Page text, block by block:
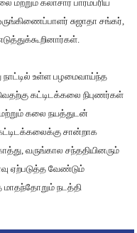
மற்றும் கலாசார பாரம்பரிய
சுஜாதா சங்கர்,
நாட்டில் உள்ள பழமைவாய்ந்த
கட்டிடக்கலை நிபுணர்கள்
மற்றும் கலை நயத்துடன்
சான்றாக
வருங்கால சந்ததியினரும்
ஏற்படுத்த வேண்டும்
நடத்தி